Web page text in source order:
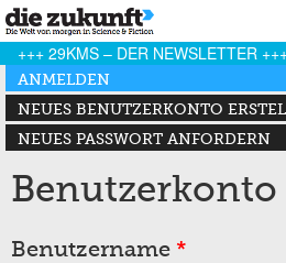
+++ 29KMS – DER NEWSLETTER
Haupt-Reiter
ANMELDEN
(AKTIVER REITER)
NEUES BENUTZERKONTO
NEUES PASSWORT ANFORDERN
Benutzerkonto
Benutzername *